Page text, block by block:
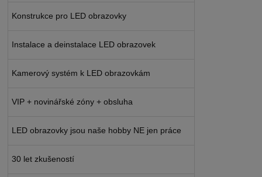
Konstrukce pro LED obrazovky
Instalace a deinstalace LED obrazovek
Kamerový systém k LED obrazovkám
VIP + novinářské zóny + obsluha
LED obrazovky jsou naše hobby NE jen práce
30 let zkušeností